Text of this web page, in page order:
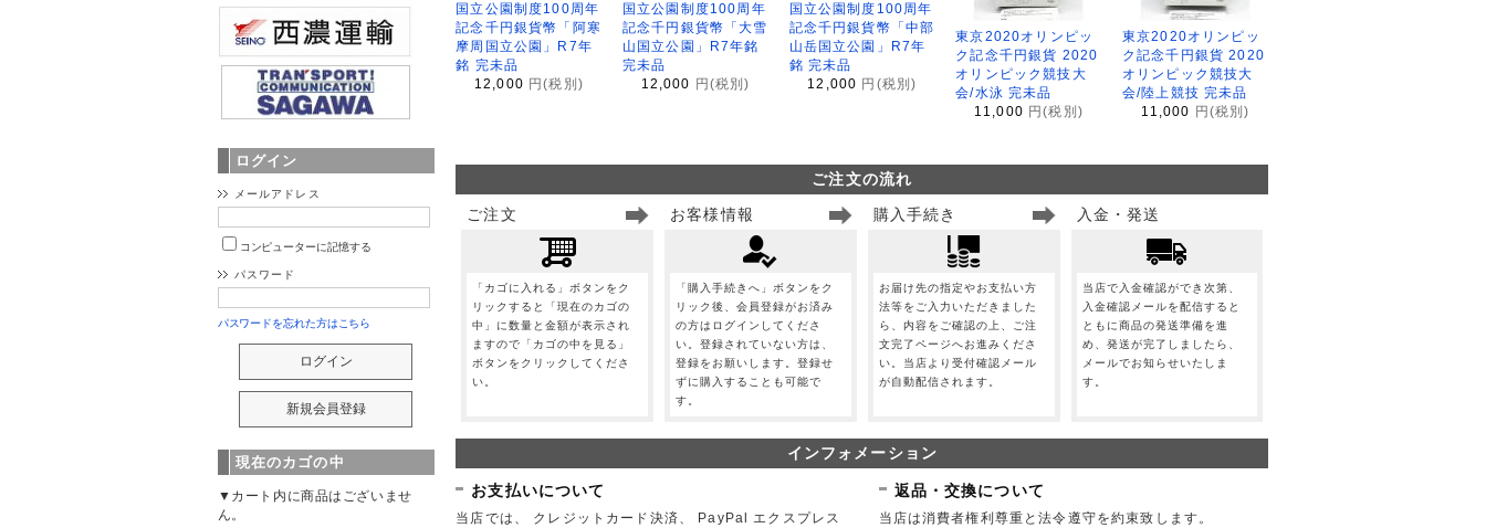
国立公園制度100周年
記念千円銀貨幣「阿寒
摩周国立公園」R7年
銘 完未品
12,000 円(税別)
国立公園制度100周年
記念千円銀貨幣「大雪
山国立公園」R7年銘
完未品
12,000
円(税別)
国立公園制度100周年
記念千円銀貨幣「中部
山岳国立公園」R7年
銘 完未品
12,000 円(税別)
東京2020オリンピッ
ク記念千円銀貨 2020
オリンピック競技大
会/水泳 完未品
11,000 円(税別)
東京2020オリンピッ
ク記念千円銀貨 2020
オリンピック競技大
会/陸上競技 完未品
11,000
円(税別)
ご注文の流れ
ご注文
「カゴに入れる」ボタンをク
リックすると「現在のカゴの
中」に数量と金額が表示され
ますので「カゴの中を見る」
ボタンをクリックしてくださ
い。
お客様情報
「購入手続きへ」ボタンをク
リック後、会員登録がお済み
の方はログインしてくださ
い。登録されていない方は、
登録をお願いします。登録せ
ずに購入することも可能で
す。
購入手続き
お届け先の指定やお支払い方
法等をご入力いただきました
ら、内容をご確認の上、ご注
文完了ページへお進みくださ
い。当店より受付確認メール
が自動配信されます。
入金・発送
当店で入金確認ができ次第、
入金確認メールを配信すると
ともに商品の発送準備を進
め、発送が完了しましたら、
メールでお知らせいたしま
す。
インフォメーション
お支払いについて
当店では、 クレジットカード決済、 PayPal エクスプレス
返品・交換について
当店は消費者権利尊重と法令遵守を約束致します。
ログイン
メールアドレス
コンピューターに記憶する
パスワード
パスワードを忘れた方はこちら
現在のカゴの中
▼カート内に商品はございませ
ん。